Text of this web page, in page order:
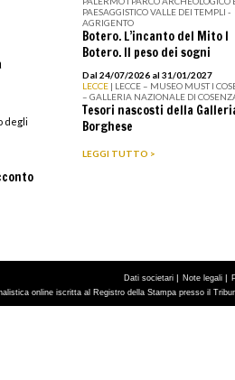
degli
PAESAGGISTICO VALLE DEI TEMPLI -
AGRIGENTO
Botero. L’incanto del Mito I
Botero. Il peso dei sogni
Dal 24/07/2026 al 31/01/2027
LECCE | LECCE – MUSEO MUST I
– GALLERIA NAZIONALE DI
Tesori nascosti della
Borghese
LEGGI TUTTO >
Dati societari | Note legali |
online iscritta al Registro della Stampa presso il